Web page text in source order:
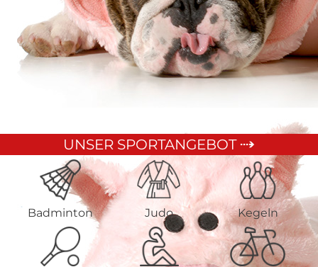
UNSER SPORTANGEBOT
Badminton Judo Kegeln